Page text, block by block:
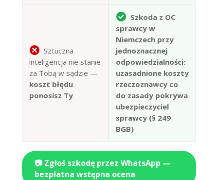
Sztuczna
inteligencja nie stanie
za Tobą w sądzie —
koszt błędu
ponosisz Ty
Szkoda z OC
sprawcy w
Niemczech przy
jednoznacznej
odpowiedzialności:
uzasadnione koszty
rzeczoznawcy co
do zasady pokrywa
ubezpieczyciel
sprawcy (§ 249
BGB)
📷 Zgłoś szkodę przez WhatsApp —
bezpłatna wstępna ocena